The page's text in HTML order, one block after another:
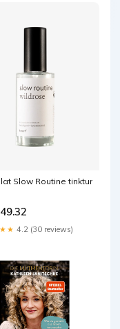
Slow Routine tinktur
4.2 (30 reviews)